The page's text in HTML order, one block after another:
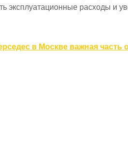
эксплуатационные расходы и
в Москве важная часть